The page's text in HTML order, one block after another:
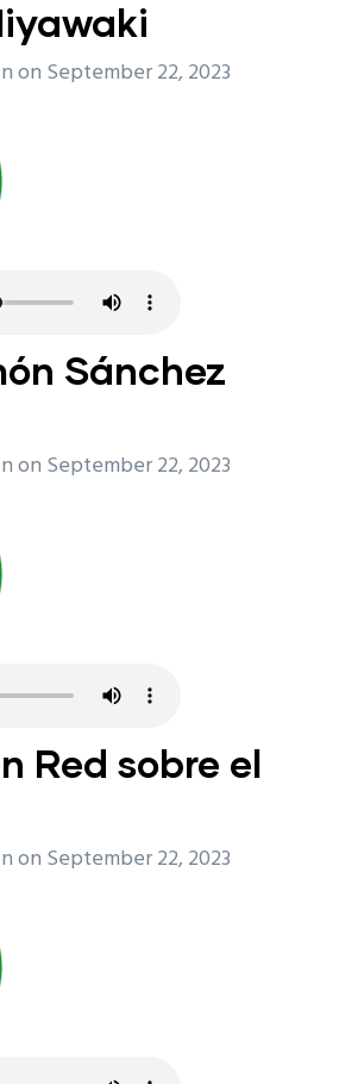
on September 22, 2023
Sánchez
on September 22, 2023
Red sobre el
on September 22, 2023